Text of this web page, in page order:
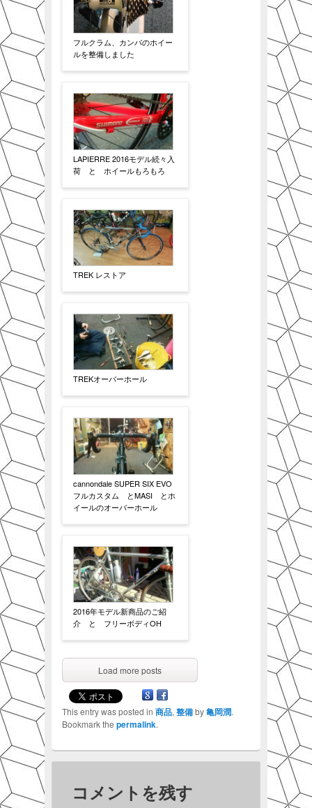
フルクラム、カンパのホイー
ルを整備しました
LAPIERRE 2016モデル続々入
荷 と ホイールもろもろ
TREK レストア
TREKオーバーホール
cannondale SUPER SIX EVO
フルカスタム とMASI とホ
イールのオーバーホール
2016年モデル新商品のご紹
介 と フリーボディOH
Load more posts
This entry was posted in 商品, 整備by亀岡潤.
Bookmark the permalink.
コメントを残す